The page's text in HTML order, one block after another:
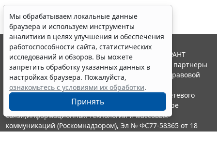
Мы обрабатываем локальные данные
браузера и используем инструменты
аналитики в целях улучшения и обеспечения
работоспособности сайта, статистических
исследований и обзоров. Вы можете
запретить обработку указанных данных в
настройках браузера. Пожалуйста,
ознакомьтесь с условиями их обработки.
Принять
© ООО "НПП "ГАРАНТ-СЕРВИС", 2026. Система ГАРАНТ
выпускается с 1990 года. Компания "Гарант" и ее партнеры
являются участниками Российской ассоциации правовой
информации ГАРАНТ.
Портал ГАРАНТ.РУ зарегистрирован в качестве сетевого
издания Федеральной службой по надзору в сфере
связи,информационных технологий и массовых
коммуникаций (Роскомнадзором), Эл № ФС77-58365 от 18